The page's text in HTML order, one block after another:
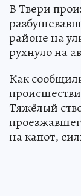
В Твери
районе на
рухнуло на
Как
Тяжёлый
на капот,